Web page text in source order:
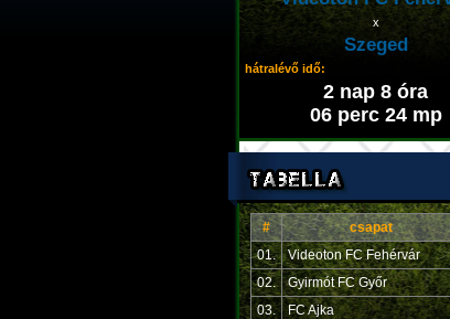
x
Szeged
hátralévő idő:
2 nap 8 óra
06 perc 24 mp
# csapat
01.
Videoton FC Fehérvár
02.
Gyirmót FC Győr
03.
FC Ajka